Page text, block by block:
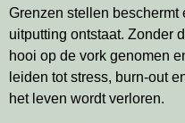
Grenzen stellen beschermt
uitputting ontstaat. Zonder
hooi op de vork genomen
leiden tot stress, burn-out
het leven wordt verloren.